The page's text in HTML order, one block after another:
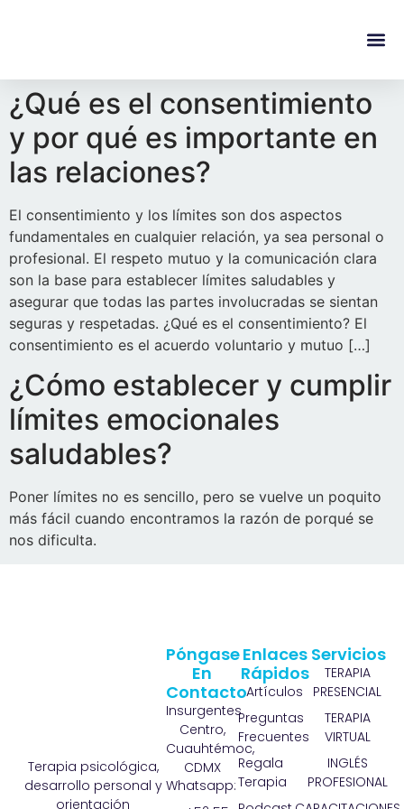
¿Qué es el consentimiento
y por qué es importante en
las relaciones?
El consentimiento y los límites son dos aspectos
fundamentales en cualquier relación, ya sea personal o
profesional. El respeto mutuo y la comunicación clara
son la base para establecer límites saludables y
asegurar que todas las partes involucradas se sientan
seguras y respetadas. ¿Qué es el consentimiento? El
consentimiento es el acuerdo voluntario y mutuo […]
¿Cómo establecer y cumplir
límites emocionales
saludables?
Poner límites no es sencillo, pero se vuelve un poquito
más fácil cuando encontramos la razón de porqué se
nos dificulta.
Terapia psicológica,
desarrollo personal y
orientación
Servicios
TERAPIA
PRESENCIAL
TERAPIA
VIRTUAL
INGLÉS
PROFESIONAL
Enlaces
Rápidos
Artículos
Preguntas
Frecuentes
Regala
Terapia
Póngase
En
Contacto
Insurgentes
Centro,
Cuauhtémoc,
CDMX
Whatsapp: